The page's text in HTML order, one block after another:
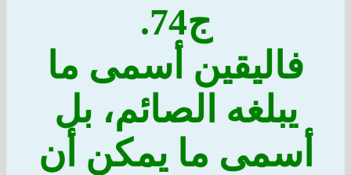
ج74.
فاليقين أسمى ما
يبلغه الصائم، بل
أسمى ما يمكن أن